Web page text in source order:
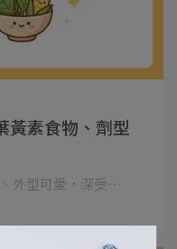
黃素食物、劑型
外型可愛，深受⋯